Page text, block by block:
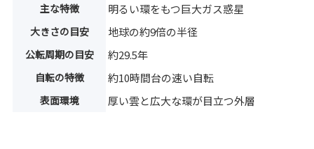
主な特徴 明るい環をもつ巨大ガス惑星
大きさの目安 地球の約9倍の半径
公転周期の目安 約29.5年
自転の特徴 約10時間台の速い自転
表面環境 厚い雲と広大な環が目立つ外層